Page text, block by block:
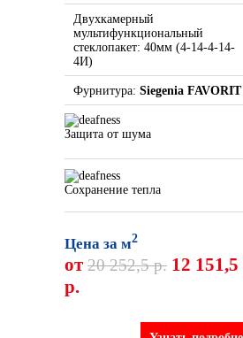
Двухкамерный
мультифункциональный
стеклопакет: 40мм (4-14-4-14-
4И)
Фурнитура: Siegenia FAVORIT
Защита от шума
Сохранение тепла
Цена за м2
от 20 252,5 р. 12 151,5
р.